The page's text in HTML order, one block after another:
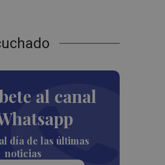
al canal
día de las últimas
noticias